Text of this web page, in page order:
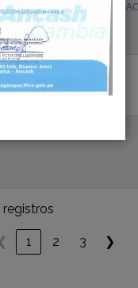
RESOLUCION DE
RIS
registros
❮ 1 2 3 ❯